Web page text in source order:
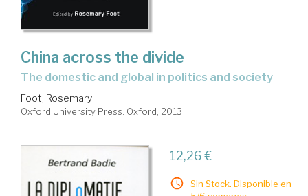
China across the divide
the domestic and global in politics and society
Foot, Rosemary
Oxford University Press. Oxford, 2013
12,26 €
Sin Stock. Disponible en